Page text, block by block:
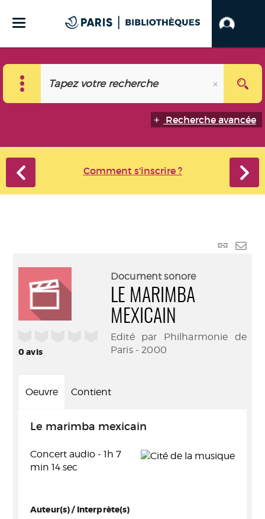
Recherche avancée
Comment s'inscrire ?
Lien
0avis
Document sonore
LE MARIMBA
MEXICAIN
Edité par Philharmonie de
Paris - 2000
Oeuvre Contient
Le marimba mexicain
Concert audio - 1h 7
min 14 sec
Auteur(s) / Interprète(s)